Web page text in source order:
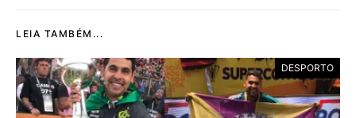
LEIA TAMBÉM...
DESPORTO